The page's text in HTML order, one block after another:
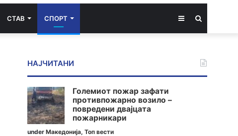
СТАВ СПОРТ Sidebar
НАЈЧИТАНИ
Големиот пожар зафати
противпожарно возило –
повредени двајцата
пожарникари
underМакедонија,Топ вести